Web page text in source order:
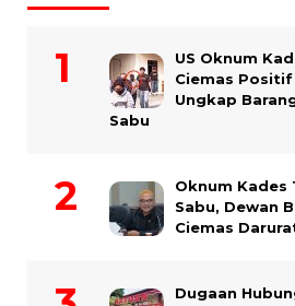
US Oknum
Ciemas
Ungkap
Sabu
Oknum
Sabu, Dewan
Ciemas
Dugaan